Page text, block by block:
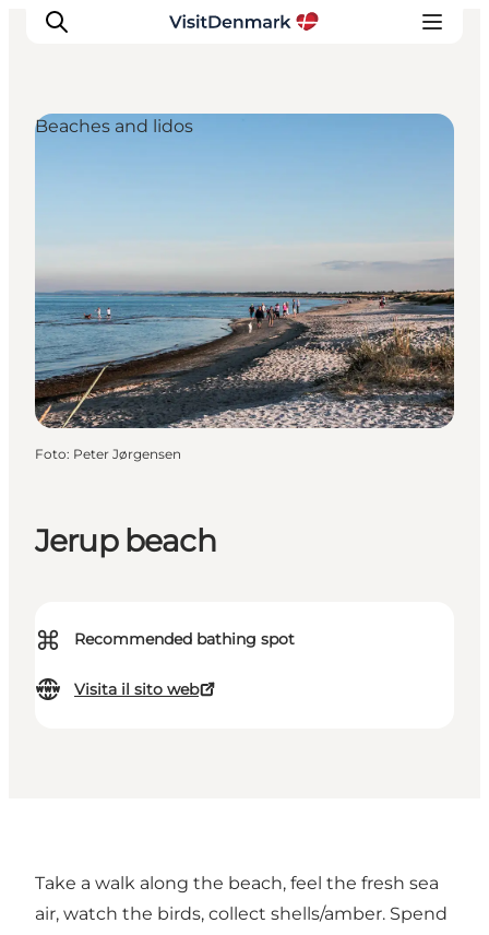
Dove dormire
Pianifica il viaggio
Jerup beach
⌘ Recommended bathing spot
Visita il sito web
Beaches and lidos
Foto: Peter Jørgensen
Take a walk along the beach, feel the fresh sea
air, watch the birds, collect shells/amber. Spend